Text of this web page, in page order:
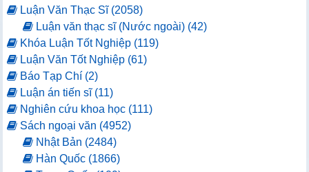
Luận Văn Thạc Sĩ (2058)
Luận văn thạc sĩ (Nước ngoài) (42)
Khóa Luận Tốt Nghiệp (119)
Luận Văn Tốt Nghiệp (61)
Báo Tạp Chí (2)
Luận án tiến sĩ (11)
Nghiên cứu khoa học (111)
Sách ngoại văn (4952)
Nhật Bản (2484)
Hàn Quốc (1866)